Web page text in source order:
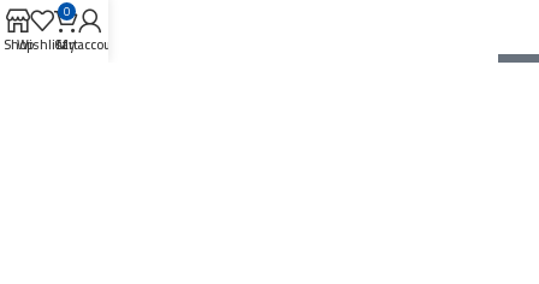
تواصل معنا
ShopWishlist
0
Cart
My account